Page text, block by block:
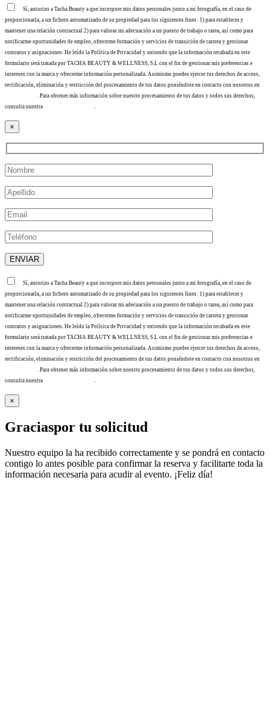
Sí, autorizo a Tacha Beauty a que incorpore mis datos personales junto a mi fotografía, en el caso de
proporcionarla, a un fichero automatizado de su propiedad para los siguientes fines: 1) para establecer y
mantener una relación contractual 2) para valorar mi adecuación a un puesto de trabajo o tarea, así como para
notificarme oportunidades de empleo, ofrecerme formación y servicios de transición de carrera y gestionar
contratos y asignaciones. He leído la Política de Privacidad y entiendo que la información recabada en este
formulario será tratada por TACHA BEAUTY & WELLNESS, S.L con el fin de gestionar mis preferencias e
intereses con la marca y ofrecerme información personalizada. Asimismo puedes ejercer tus derechos de acceso,
rectificación, eliminación y restricción del procesamiento de tus datos poniéndote en contacto con nosotros en
. Para obtener más información sobre nuestro procesamiento de tus datos y todos sus derechos,
consulta nuestra
×
Sí, autorizo a Tacha Beauty a que incorpore mis datos personales junto a mi fotografía, en el caso de
proporcionarla, a un fichero automatizado de su propiedad para los siguientes fines: 1) para establecer y
mantener una relación contractual 2) para valorar mi adecuación a un puesto de trabajo o tarea, así como para
notificarme oportunidades de empleo, ofrecerme formación y servicios de transición de carrera y gestionar
contratos y asignaciones. He leído la Política de Privacidad y entiendo que la información recabada en este
formulario será tratada por TACHA BEAUTY & WELLNESS, S.L con el fin de gestionar mis preferencias e
intereses con la marca y ofrecerme información personalizada. Asimismo puedes ejercer tus derechos de acceso,
rectificación, eliminación y restricción del procesamiento de tus datos poniéndote en contacto con nosotros en
. Para obtener más información sobre nuestro procesamiento de tus datos y todos sus derechos,
consulta nuestra
.
×
Graciaspor tu solicitud
Nuestro equipo la ha recibido correctamente y se pondrá en contacto
contigo lo antes posible para confirmar la reserva y facilitarte toda la
información necesaria para acudir al evento. ¡Feliz día!